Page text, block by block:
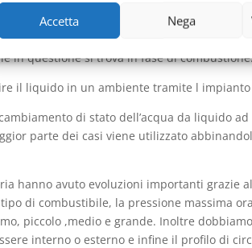
Accetta Nega
oggetto. Si definisce caldaia quello
a un liquido, ma senza che ci
in questione si trova in fase di
il liquido in un ambiente tramite l impianto
di stato dell’acqua da liquido
parte dei casi viene utilizzato
hanno avuto evoluzioni importanti grazie
di combustibile, la pressione massima
piccolo ,medio e grande. Inoltre
interno o esterno e infine il profilo di